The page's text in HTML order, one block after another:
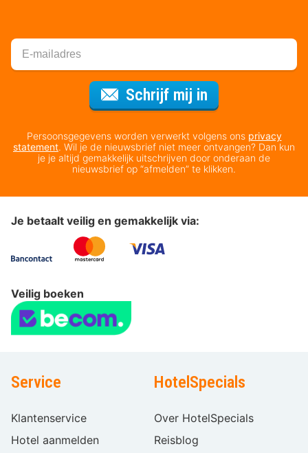
Schrijf mij in
Persoonsgegevens worden verwerkt volgens ons privacy
statement. Wil je de nieuwsbrief niet meer ontvangen? Dan kun
je je altijd gemakkelijk uitschrijven door onderaan de
nieuwsbrief op “afmelden” te klikken.
Je betaalt veilig en gemakkelijk via:
Veilig boeken
Service
Klantenservice
Hotel aanmelden
HotelSpecials
Over HotelSpecials
Reisblog